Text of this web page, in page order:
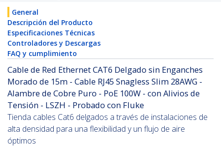
General
Descripción del Producto
Especificaciones Técnicas
Controladores y Descargas
FAQ y cumplimiento
Cable de Red Ethernet CAT6 Delgado sin Enganches
Morado de 15m - Cable RJ45 Snagless Slim 28AWG -
Alambre de Cobre Puro - PoE 100W - con Alivios de
Tensión - LSZH - Probado con Fluke
Tienda cables Cat6 delgados a través de instalaciones de
alta densidad para una flexibilidad y un flujo de aire
óptimos